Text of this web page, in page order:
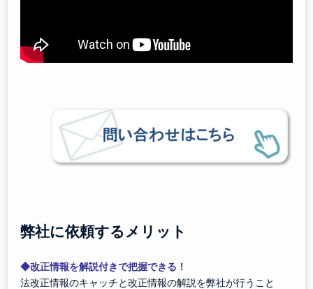
弊社に依頼するメリット
◆改正情報を解説付きで把握できる！
法改正情報のキャッチと改正情報の解説を弊社が行うこと